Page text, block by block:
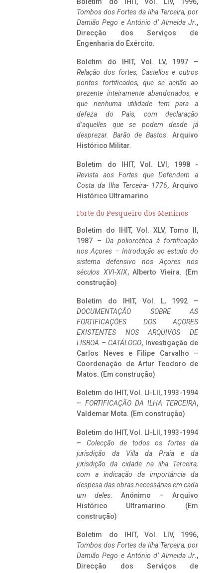
Boletim do IHIT, Vol. LIV, 1996,
Tombos dos Fortes da Ilha Terceira, por
Damião Pego e António d’ Almeida Jr.,
Direcção dos Serviços de
Engenharia do Exército.
Boletim do IHIT, Vol. LV, 1997 –
Relação dos fortes, Castellos e outros
pontos fortificados, que se achão ao
prezente inteiramente abandonados, e
que nenhuma utilidade tem para a
defeza do Pais, com declaração
d’aquelles que se podem desde já
desprezar. Barão de Bastos. Arquivo
Histórico Militar.
Boletim do IHIT, Vol. LVI, 1998 -
Revista aos Fortes que Defendem a
Costa da Ilha Terceira- 1776, Arquivo
Histórico Ultramarino
Forte do Pesqueiro dos Meninos
Boletim do IHIT, Vol. XLV, Tomo II,
1987 – Da poliorcética à fortificação
nos Açores – Introdução ao estudo do
sistema defensivo nos Açores nos
séculos XVI-XIX, Alberto Vieira. (Em
construção)
Boletim do IHIT, Vol. L, 1992 –
DOCUMENTAÇÃO SOBRE AS
FORTIFICAÇÕES DOS AÇORES
EXISTENTES NOS ARQUIVOS DE
LISBOA – CATÁLOGO, Investigação de
Carlos Neves e Filipe Carvalho –
Coordenação de Artur Teodoro de
Matos. (Em construção)
Boletim do IHIT, Vol. LI-LII, 1993-1994
– FORTIFICAÇÃO DA ILHA TERCEIRA,
Valdemar Mota. (Em construção)
Boletim do IHIT, Vol. LI-LII, 1993-1994
– Colecção de todos os fortes da
jurisdição da Villa da Praia e da
jurisdição da cidade na ilha Terceira,
com a indicação da importância da
despesa das obras necessárias em cada
um deles. Anónimo – Arquivo
Histórico Ultramarino. (Em
construção)
Boletim do IHIT, Vol. LIV, 1996,
Tombos dos Fortes da Ilha Terceira, por
Damião Pego e António d’ Almeida Jr.,
Direcção dos Serviços de